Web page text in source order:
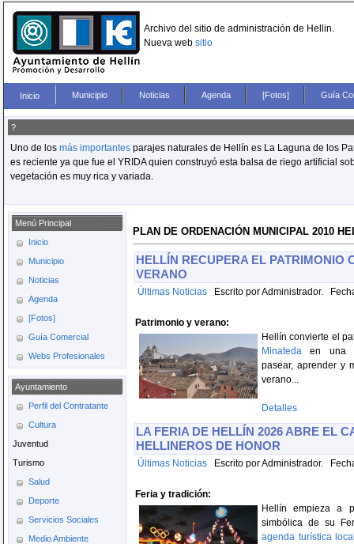
Archivo del sitio de administración de Hellin.
Nueva web sitio
Inicio Municipio Noticias Agenda [Fotos] Guía
?
Uno de los más importantes parajes naturales de Hellín es La Laguna de los
es reciente ya que fue el YRIDA quien construyó esta balsa de riego artificial
vegetación es muy rica y variada.
Menú Principal
Inicio
Municipio
Noticias
Agenda
[Fotos]
Guía Comercial
Webs Profesionales
Ayuntamiento
Perfil del Contratante
Cultura
Juventud
Turismo
Salud
Deporte
Servicios Sociales
Medio Ambiente
PLAN DE ORDENACIÓN MUNICIPAL 2010
HELLÍN RECUPERA EL PATRIMONIO
VERANO
Últimas Noticias Escrito por Administrador.
Patrimonio y verano:
Hellín convierte el
Minateda en una
pasear, aprender y
verano...
Detalles
LA FERIA DE HELLÍN 2026 ABRE EL
HELLINEROS DE HONOR
Últimas Noticias Escrito por Administrador.
Feria y tradición:
Hellín empieza a
simbólica de su
agenda turística